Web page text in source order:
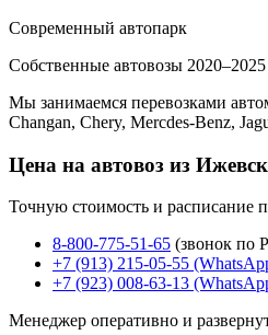
Современный автопарк
Собственные автовозы 2020–2025
Мы занимаемся перевозками
Changan, Chery, Mercdes-Benz,
Цена на автовоз из
Точную стоимость и расписание
8-800-775-51-65 (звонок по
+7 (913) 215-05-55
+7 (923) 008-63-13
Менеджер оперативно и